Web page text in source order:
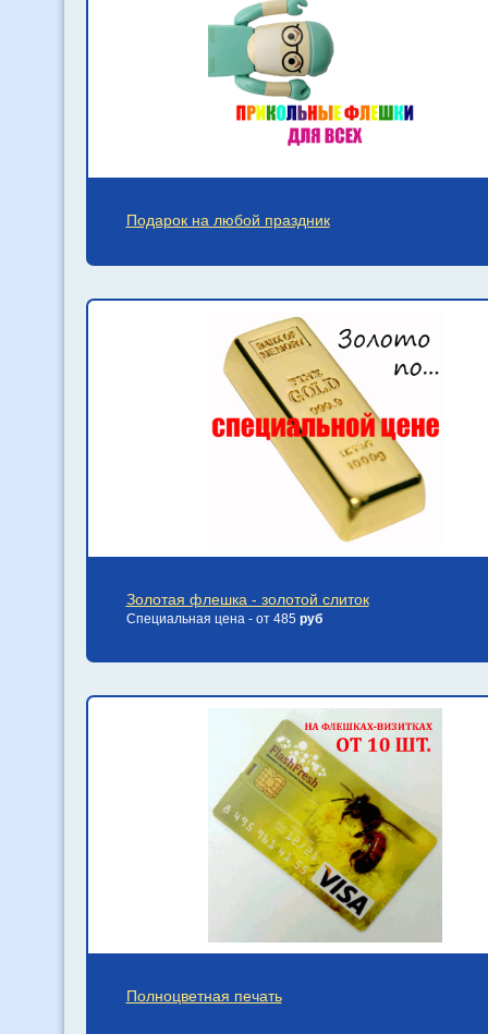
Подарок на любой праздник
Золотая флешка - золотой слиток
Специальная цена - от 485 руб
Полноцветная печать